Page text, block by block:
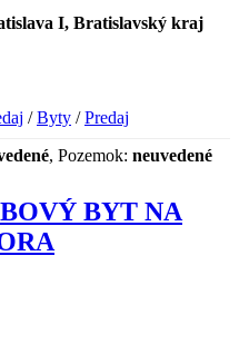
I, Bratislavský kraj
/Byty /Predaj
, Pozemok: neuvedené
BYT NA